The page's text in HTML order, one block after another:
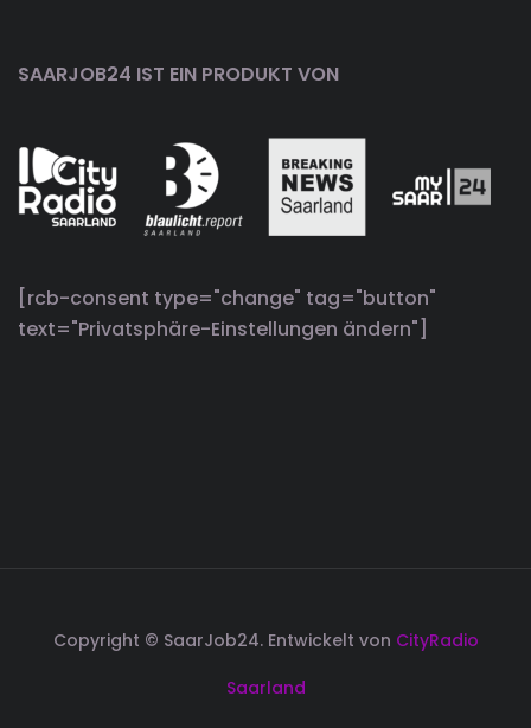
SAARJOB24 IST EIN PRODUKT VON
[rcb-consent type="change" tag="button"
text="Privatsphäre-Einstellungen ändern"]
Copyright © SaarJob24. Entwickelt von CityRadio
Saarland